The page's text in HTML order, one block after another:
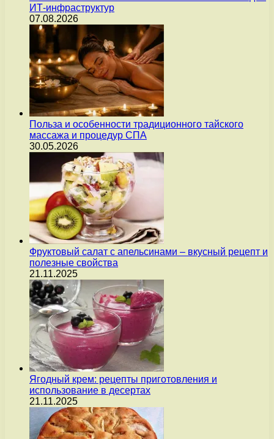
ИТ-инфраструктур
07.08.2026
Польза и особенности традиционного тайского
массажа и процедур СПА
30.05.2026
Фруктовый салат с апельсинами – вкусный рецепт и
полезные свойства
21.11.2025
Ягодный крем: рецепты приготовления и
использование в десертах
21.11.2025